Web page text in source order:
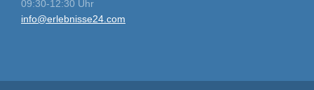
09:30-12:30 Uhr
info@erlebnisse24.com